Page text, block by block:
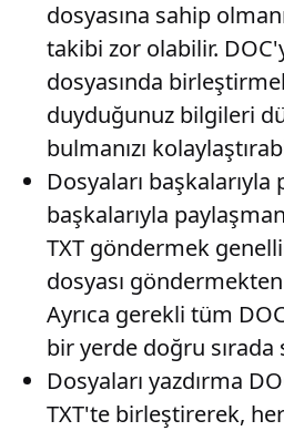
dosyasına sahip
takibi zor olabilir.
dosyasında
duyduğunuz bilgileri
bulmanızı
Dosyaları başkalarıyla
başkalarıyla
TXT göndermek
dosyası
Ayrıca gerekli tüm
bir yerde doğru sırada
Dosyaları yazdırma
TXT'te birleştirerek,